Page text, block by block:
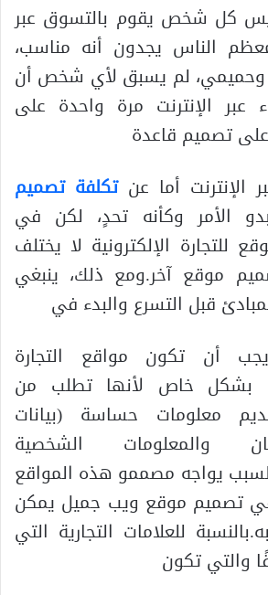
كل شخص يقوم بالتسوق عبر
معظم الناس يجدون أنه مناسب،
وحميمي، لم يسبق لأي شخص أن
عبر الإنترنت مرة واحدة على
تصميم قاعدة
الإنترنت أما عنتكلفة تصميم
الأمر وكأنه تحدٍ، لكن في
للتجارة الإلكترونية لا يختلف
موقع آخر.ومع ذلك، ينبغي
قبل التسرع والبدء في
أن تكون مواقع التجارة
بشكل خاص لأنها تطلب من
معلومات حساسة (بيانات
والمعلومات الشخصية
يواجه مصممو هذه المواقع
تصميم موقع ويب جميل يمكن
للعلامات التجارية التي
والتي تكون